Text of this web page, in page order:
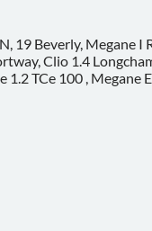
19 Beverly, Megane
Clio 1.4
TCe 100 , Megane